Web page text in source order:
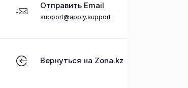
Отправить Email
support@apply.support
Вернуться на Zona.kz